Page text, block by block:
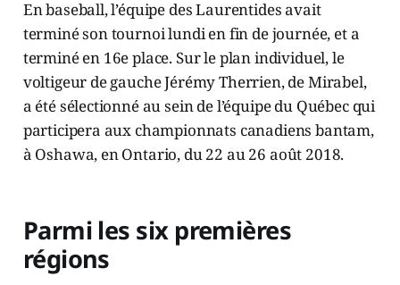
En baseball, l’équipe des Laurentides avait
terminé son tournoi lundi en fin de journée, et a
terminé en 16e place. Sur le plan individuel, le
voltigeur de gauche Jérémy Therrien, de Mirabel,
a été sélectionné au sein de l’équipe du Québec qui
participera aux championnats canadiens bantam,
à Oshawa, en Ontario, du 22 au 26 août 2018.
Parmi les six premières
régions